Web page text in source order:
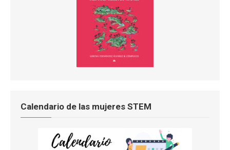
Calendario de las mujeres STEM